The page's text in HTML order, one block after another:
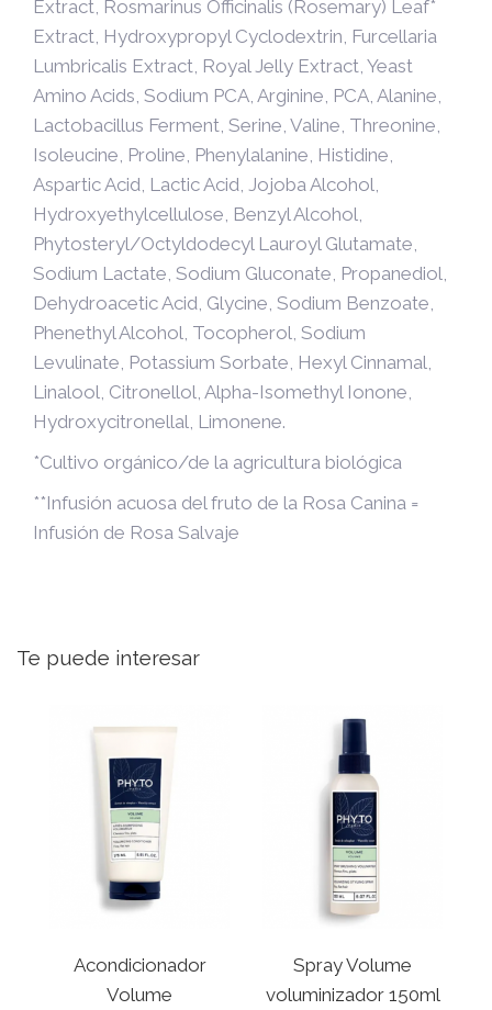
Extract, Rosmarinus Officinalis (Rosemary) Leaf*
Extract, Hydroxypropyl Cyclodextrin, Furcellaria
Lumbricalis Extract, Royal Jelly Extract, Yeast
Amino Acids, Sodium PCA, Arginine, PCA, Alanine,
Lactobacillus Ferment, Serine, Valine, Threonine,
Isoleucine, Proline, Phenylalanine, Histidine,
Aspartic Acid, Lactic Acid, Jojoba Alcohol,
Hydroxyethylcellulose, Benzyl Alcohol,
Phytosteryl/Octyldodecyl Lauroyl Glutamate,
Sodium Lactate, Sodium Gluconate, Propanediol,
Dehydroacetic Acid, Glycine, Sodium Benzoate,
Phenethyl Alcohol, Tocopherol, Sodium
Levulinate, Potassium Sorbate, Hexyl Cinnamal,
Linalool, Citronellol, Alpha-Isomethyl Ionone,
Hydroxycitronellal, Limonene.
*Cultivo orgánico/de la agricultura biológica
**Infusión acuosa del fruto de la Rosa Canina =
Infusión de Rosa Salvaje
Te puede interesar
Acondicionador
Volume
Spray Volume
voluminizador 150ml